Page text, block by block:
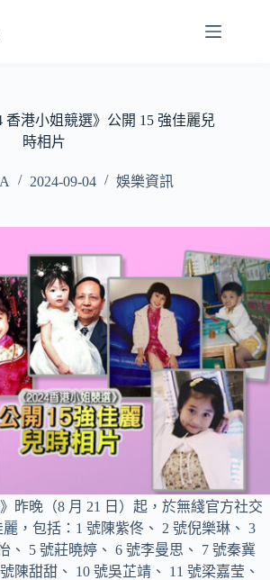
香港小姐競選》公開 15 強佳麗兒
時相片
2024-09-04 娛樂資訊
》昨晚（8 月 21 日）起，於無綫官方社交
，包括：1 號陳紫佟、 2 號倪樂琳、 3
、 5 號莊曉婷、 6 號李曼思、 7 號秦冀
陳甜甜、 10 號吳芷靖、 11 號梁嘉莹、